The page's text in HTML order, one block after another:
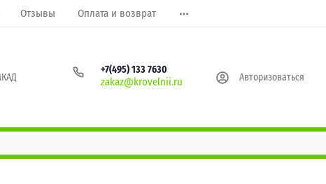
Отзывы Оплата и возврат
+7(495) 133 7630
zakaz@krovelnii.ru Авторизоваться